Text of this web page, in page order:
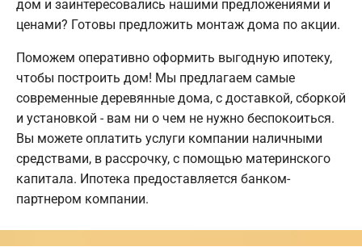
дом и заинтересовались нашими предложениями и
ценами? Готовы предложить монтаж дома по акции.
Поможем оперативно оформить выгодную ипотеку,
чтобы построить дом! Мы предлагаем самые
современные деревянные дома, с доставкой, сборкой
и установкой - вам ни о чем не нужно беспокоиться.
Вы можете оплатить услуги компании наличными
средствами, в рассрочку, с помощью материнского
капитала. Ипотека предоставляется банком-
партнером компании.